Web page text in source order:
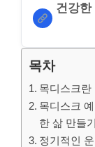
건강
목차
목디스크란
목디스크
한 삶 만들기
정기적인